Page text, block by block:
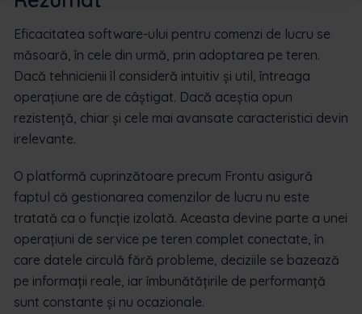
Eficacitatea software-ului pentru comenzi de lucru se
măsoară, în cele din urmă, prin adoptarea pe teren.
Dacă tehnicienii îl consideră intuitiv și util, întreaga
operațiune are de câștigat. Dacă aceștia opun
rezistență, chiar și cele mai avansate caracteristici devin
irelevante.
O platformă cuprinzătoare precum Frontu asigură
faptul că gestionarea comenzilor de lucru nu este
tratată ca o funcție izolată. Aceasta devine parte a unei
operațiuni de service pe teren complet conectate, în
care datele circulă fără probleme, deciziile se bazează
pe informații reale, iar îmbunătățirile de performanță
sunt constante și nu ocazionale.